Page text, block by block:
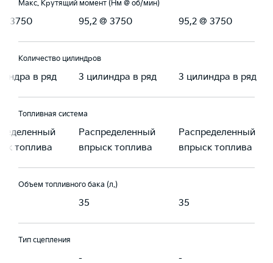
Макс. Крутящий момент (Нм @ об/мин)
3750 95,2 @ 3750 95,2 @ 3750
Количество цилиндров
в ряд 3 цилиндра в ряд 3 цилиндра в ряд
Топливная система
топлива
Распределенный
впрыск топлива
Распределенный
впрыск топлива
Объем топливного бака (л.)
35 35
Тип сцепления
- -